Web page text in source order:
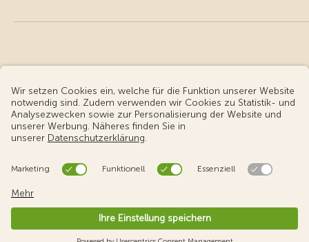
© Touring Club Schweiz
Benutzungsbedingungen - rechtliche Informationen
Cookie-Einstellungen